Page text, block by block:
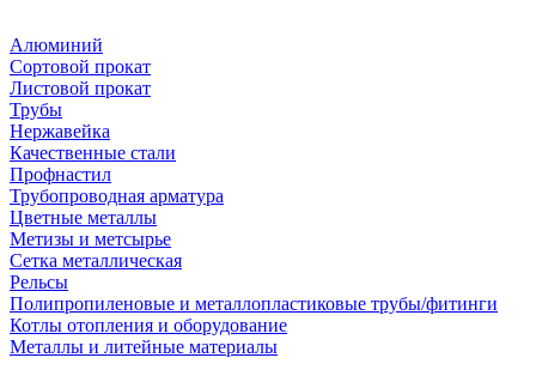
Алюминий
Сортовой прокат
Листовой прокат
Трубы
Нержавейка
Качественные стали
Профнастил
Трубопроводная арматура
Цветные металлы
Метизы и метсырье
Сетка металлическая
Рельсы
Полипропиленовые и металлопластиковые трубы/фитинги
Котлы отопления и оборудование
Металлы и литейные материалы